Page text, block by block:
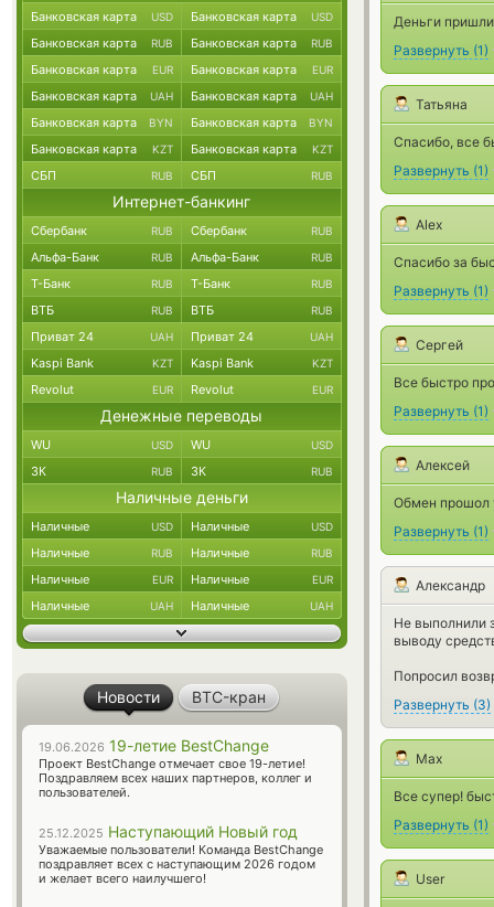
Деньги
Развернуть (1)
Татьяна
Спасибо, все
Развернуть (1)
Alex
Спасибо за
Развернуть (1)
Сергей
Все быстро
Развернуть (1)
Алексей
Обмен прошол
Развернуть (1)
Александр
Не выполнили
выводу
Попросил
Развернуть (3)
Max
Все супер!
Развернуть (1)
User
Банковская карта USD Банковская карта USD
Банковская карта RUB Банковская карта RUB
Банковская карта EUR Банковская карта EUR
Банковская карта UAH Банковская карта UAH
Банковская карта BYN Банковская карта BYN
Банковская карта KZT Банковская карта KZT
СБП RUB СБП RUB
Интернет-банкинг
Сбербанк RUB Сбербанк RUB
Альфа-Банк RUB Альфа-Банк RUB
Т-Банк RUB Т-Банк RUB
ВТБ RUB ВТБ RUB
Приват 24 UAH Приват 24 UAH
Kaspi Bank KZT Kaspi Bank KZT
Revolut EUR Revolut EUR
Денежные переводы
WU USD WU USD
ЗК RUB ЗК RUB
Наличные деньги
Наличные USD Наличные USD
Наличные RUB Наличные RUB
Наличные EUR Наличные EUR
Наличные UAH Наличные UAH
Новости BTC-кран
19.06.2026 19-летие BestChange
Проект BestChange отмечает свое 19-летие!
Поздравляем всех наших партнеров, коллег и
пользователей.
25.12.2025 Наступающий Новый год
Уважаемые пользователи! Команда BestChange
поздравляет всех с наступающим 2026 годом
и желает всего наилучшего!